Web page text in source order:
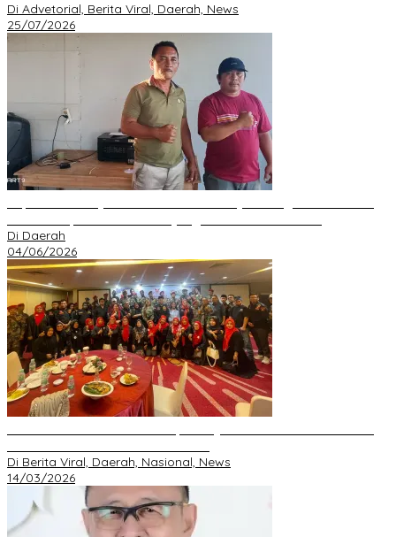
Di Advetorial, Berita Viral, Daerah, News
25/07/2026
Di Daerah
04/06/2026
Di Berita Viral, Daerah, Nasional, News
14/03/2026